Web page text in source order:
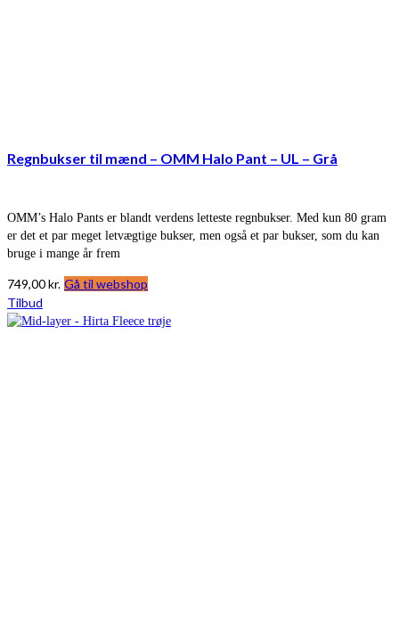
Regnbukser til mænd – OMM Halo Pant – UL – Grå
OMM’s Halo Pants er blandt verdens letteste regnbukser. Med kun 80 gram
er det et par meget letvægtige bukser, men også et par bukser, som du kan
bruge i mange år frem
749,00kr. Gå til webshop
Tilbud